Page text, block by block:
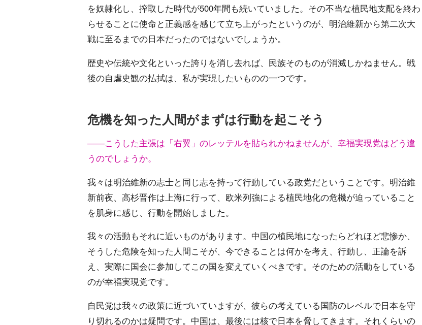
を奴隷化し、搾取した時代が500年間も続いていました。その不当な植民地支配を終わ
らせることに使命と正義感を感じて立ち上がったというのが、明治維新から第二次大
戦に至るまでの日本だったのではないでしょうか。
歴史や伝統や文化といった誇りを消し去れば、民族そのものが消滅しかねません。戦
後の自虐史観の払拭は、私が実現したいものの一つです。
危機を知った人間がまずは行動を起こそう
――こうした主張は「右翼」のレッテルを貼られかねませんが、幸福実現党はどう違
うのでしょうか。
我々は明治維新の志士と同じ志を持って行動している政党だということです。明治維
新前夜、高杉晋作は上海に行って、欧米列強による植民地化の危機が迫っていること
を肌身に感じ、行動を開始しました。
我々の活動もそれに近いものがあります。中国の植民地になったらどれほど悲惨か、
そうした危険を知った人間こそが、今できることは何かを考え、行動し、正論を訴
え、実際に国会に参加してこの国を変えていくべきです。そのための活動をしている
のが幸福実現党です。
自民党は我々の政策に近づいていますが、彼らの考えている国防のレベルで日本を守
り切れるのかは疑問です。中国は、最後には核で日本を脅してきます。それくらいの